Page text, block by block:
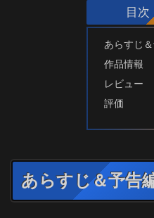
目次
あらすじ
作品情報
レビュー
評価
あらすじ＆予告